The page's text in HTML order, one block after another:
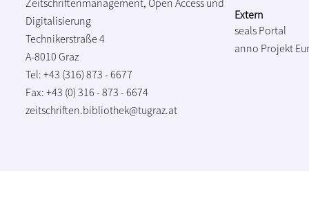
Digitalisierung
Technikerstraße 4
A-8010 Graz
Tel: +43 (316) 873 - 6677
Fax: +43 (0) 316 - 873 - 6674
zeitschriften.bibliothek@tugraz.at
Extern
seals Portal
anno Projekt